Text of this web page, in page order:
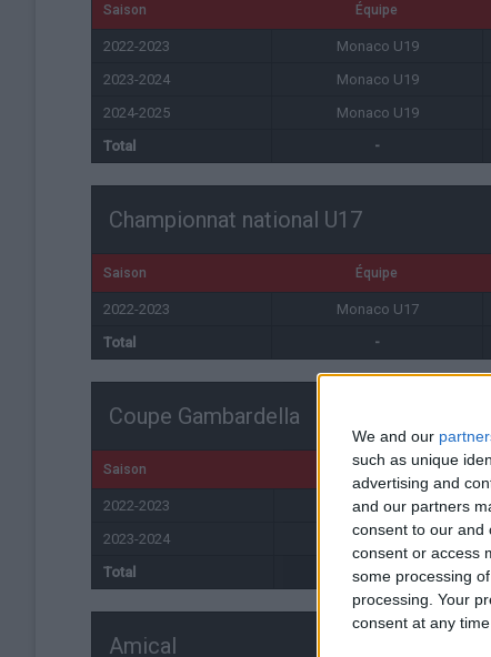
We and our
such as unique
advertising and
and our partners
consent to our and
consent or access
some processing
processing. Your
consent at any
Saison Équipe
2022-2023 Monaco U19
2023-2024
Monaco U19
2024-2025
Monaco U19
Total
-
Championnat national U17
Saison Équipe
2022-2023 Monaco U17
Total
-
Coupe Gambardella
Saison Équipe
2022-2023 Monaco U19
2023-2024
Monaco U19
Total
-
Amical